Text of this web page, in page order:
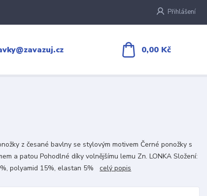
Přihlášení
0,00 Kč
z česané bavlny se stylovým motivem Černé ponožky s
a patou Pohodlné díky volnějšímu lemu Zn. LONKA Složení:
polyamid 15%, elastan 5%celý popis